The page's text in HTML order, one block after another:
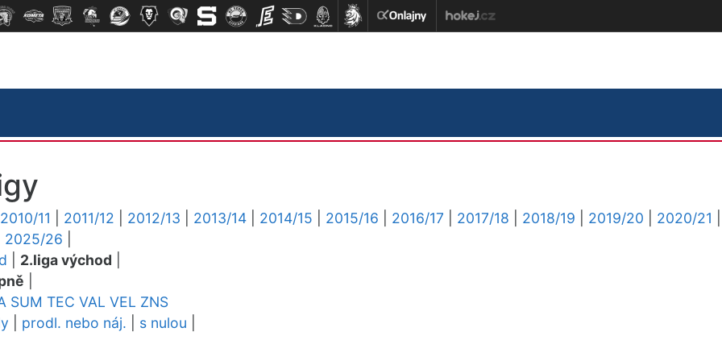
2010/11 2011/12 2012/13 2013/14 2014/15 2015/16 2016/17 2017/18 2018/19 2019/20 2020/21
2025/26
2.liga východ
SUM TEC VAL VEL ZNS
prodl. nebo náj. s nulou